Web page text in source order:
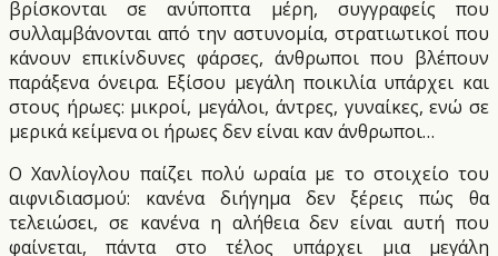
βρίσκονται σε ανύποπτα μέρη, συγγραφείς που
συλλαμβάνονται από την αστυνομία, στρατιωτικοί που
κάνουν επικίνδυνες φάρσες, άνθρωποι που βλέπουν
παράξενα όνειρα. Εξίσου μεγάλη ποικιλία υπάρχει και
στους ήρωες: μικροί, μεγάλοι, άντρες, γυναίκες, ενώ σε
μερικά κείμενα οι ήρωες δεν είναι καν άνθρωποι…
Ο Χανλίογλου παίζει πολύ ωραία με το στοιχείο του
αιφνιδιασμού: κανένα διήγημα δεν ξέρεις πώς θα
τελειώσει, σε κανένα η αλήθεια δεν είναι αυτή που
φαίνεται, πάντα στο τέλος υπάρχει μια μεγάλη